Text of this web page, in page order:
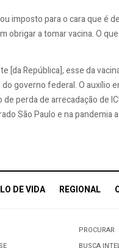
imposto para o cara que é
obrigar a tomar vacina. O
[da República], esse da
governo federal. O auxílio
perda de arrecadação de
São Paulo e na
DE VIDA REGIONAL
PROCURAR